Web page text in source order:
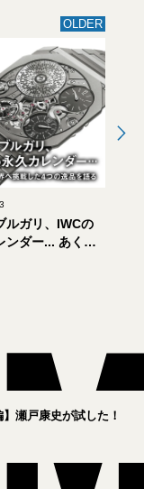
OLDER
ルガリ、IWCの
ンダー... あくな
】瀬戸康史が試した！